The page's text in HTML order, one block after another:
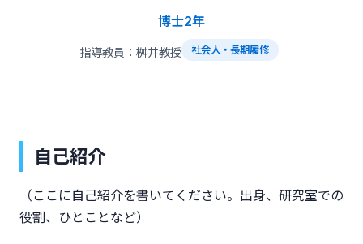
博士2年
指導教員：桝井教授 社会人・長期履修
自己紹介
（ここに自己紹介を書いてください。出身、研究室での
役割、ひとことなど）